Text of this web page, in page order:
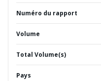
Numéro du rapport
Volume
Total Volume(s)
Pays